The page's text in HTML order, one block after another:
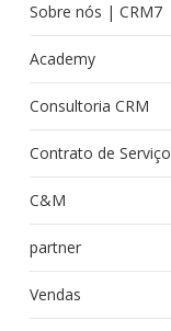
Sobre nós | CRM7
Academy
Consultoria CRM
Contrato de Serviço
C&M
partner
Vendas